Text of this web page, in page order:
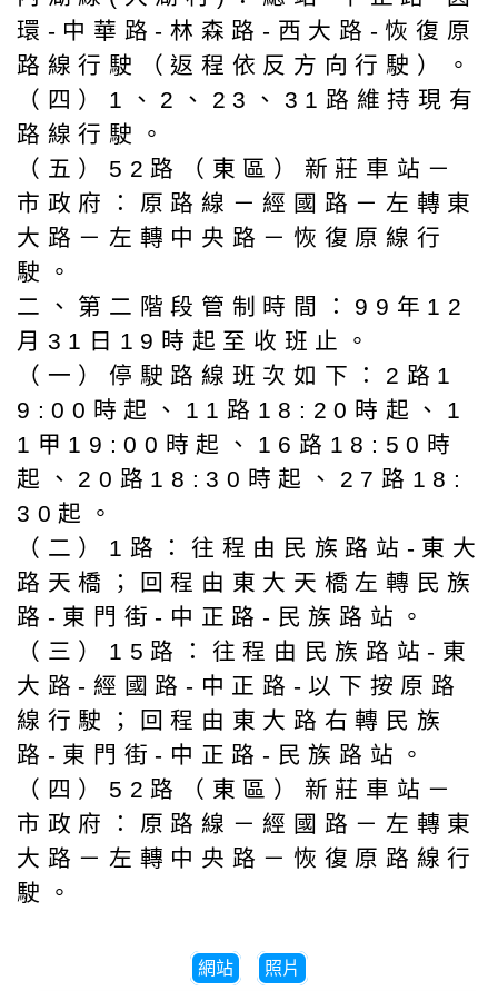
環-中華路-林森路-西大路-恢復原
路線行駛（返程依反方向行駛）。
（四）1、2、23、31路維持現有
路線行駛。
（五）52路（東區）新莊車站－
市政府：原路線－經國路－左轉東
大路－左轉中央路－恢復原線行
駛。
二、第二階段管制時間：99年12
月31日19時起至收班止。
（一）停駛路線班次如下：2路1
9:00時起、11路18:20時起、1
1甲19:00時起、16路18:50時
起、20路18:30時起、27路18:
30起。
（二）1路：往程由民族路站-東大
路天橋；回程由東大天橋左轉民族
路-東門街-中正路-民族路站。
（三）15路：往程由民族路站-東
大路-經國路-中正路-以下按原路
線行駛；回程由東大路右轉民族
路-東門街-中正路-民族路站。
（四）52路（東區）新莊車站－
市政府：原路線－經國路－左轉東
大路－左轉中央路－恢復原路線行
駛。
網站 照片